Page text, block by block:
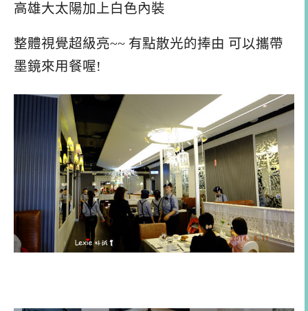
高雄大太陽加上白色內裝
整體視覺超級亮~~ 有點散光的捧由 可以攜帶
墨鏡來用餐喔!